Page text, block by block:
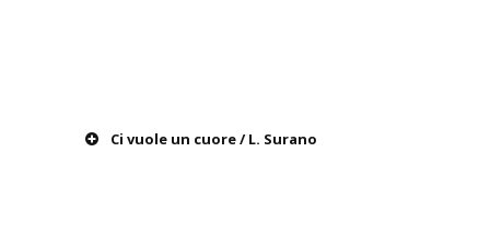
Ci vuole un cuore / L. Surano